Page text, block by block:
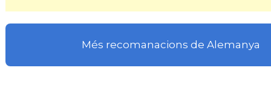
Més recomanacions de Alemanya